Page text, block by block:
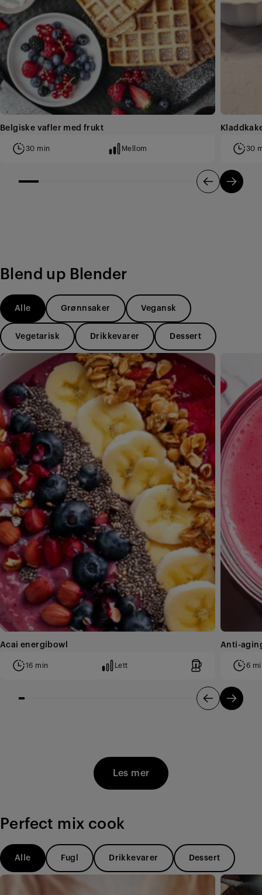
Belgiske vafler med frukt
30 min Mellom 30
Blend up Blender
Alle Grønnsaker Vegansk
Vegetarisk Drikkevarer Dessert
Acai energibowl
16 min Lett
Anti-
6
Les mer
Perfect mix cook
Alle Fugl Drikkevarer Dessert